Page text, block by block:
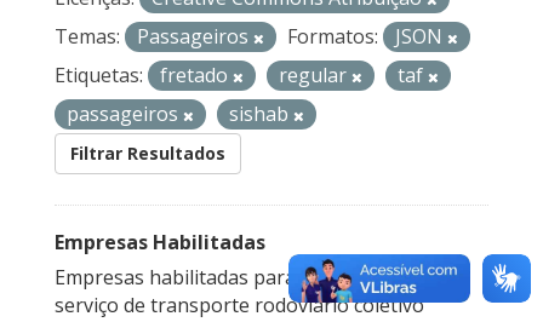
Temas:
Passageiros Formatos:
JSON
Etiquetas:
fretado regular
taf
passageiros
sishab
Filtrar Resultados
Empresas Habilitadas
Empresas habilitadas para a prestação do
serviço de transporte rodoviário coletivo